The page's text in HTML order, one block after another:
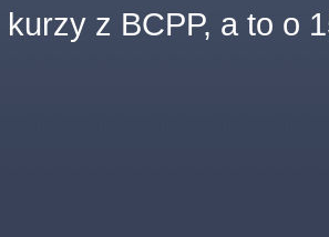
kurzy z BCPP, a to o